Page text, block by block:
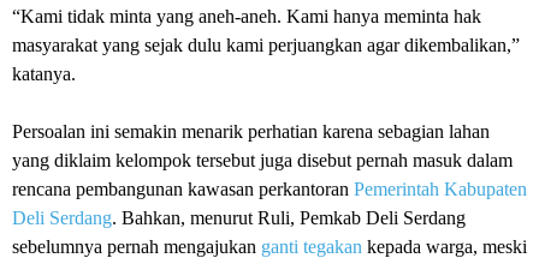
‎“Kami tidak minta yang aneh-aneh. Kami hanya meminta hak
masyarakat yang sejak dulu kami perjuangkan agar dikembalikan,”
katanya.
‎Persoalan ini semakin menarik perhatian karena sebagian lahan
yang diklaim kelompok tersebut juga disebut pernah masuk dalam
rencana pembangunan kawasan perkantoran Pemerintah Kabupaten
Deli Serdang. Bahkan, menurut Ruli, Pemkab Deli Serdang
sebelumnya pernah mengajukan ganti tegakan kepada warga, meski